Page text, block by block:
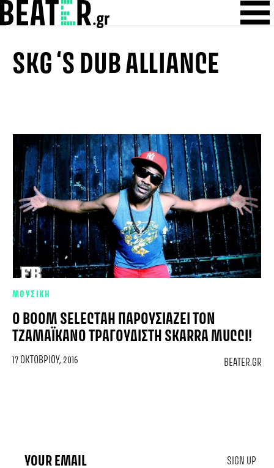
Skip to content
Skip
to
SKG ‘S DUB ALLIANCE
ΜΟΥΣΙΚΗ
Ο BOOM SELECTAH ΠΑΡΟΥΣΙΆΖΕΙ ΤΟΝ
ΤΖΑΜΑΪΚΑΝΌ ΤΡΑΓΟΥΔΙΣΤΉ SKARRA MUCCI!
17 ΟΚΤΩΒΡΊΟΥ, 2016 BEATER.GR
SIGN UP